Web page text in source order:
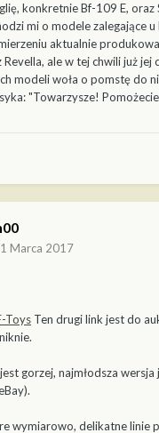
konkretnie Bf-109 E,
mi o modele zalegające
aktualnie
ale w tej chwili już jej
modeli woła o pomstę do
"Towarzysze!
Marca 2017
Toys Ten drugi link jest do
gorzej, najmłodsza
wymiarowo, delikatne linie